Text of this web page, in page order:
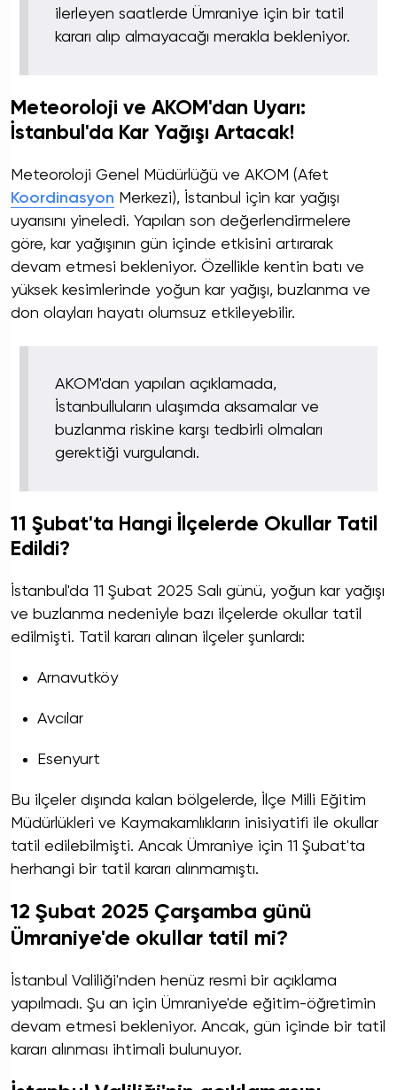
ilerleyen saatlerde Ümraniye için bir tatil
kararı alıp almayacağı merakla bekleniyor.
Meteoroloji ve AKOM'dan Uyarı:
İstanbul'da Kar Yağışı Artacak!
Meteoroloji Genel Müdürlüğü ve AKOM (Afet
Koordinasyon Merkezi), İstanbul için kar yağışı
uyarısını yineledi. Yapılan son değerlendirmelere
göre, kar yağışının gün içinde etkisini artırarak
devam etmesi bekleniyor. Özellikle kentin batı ve
yüksek kesimlerinde yoğun kar yağışı, buzlanma ve
don olayları hayatı olumsuz etkileyebilir.
AKOM'dan yapılan açıklamada,
İstanbulluların ulaşımda aksamalar ve
buzlanma riskine karşı tedbirli olmaları
gerektiği vurgulandı.
11 Şubat'ta Hangi İlçelerde Okullar Tatil
Edildi?
İstanbul'da 11 Şubat 2025 Salı günü, yoğun kar yağışı
ve buzlanma nedeniyle bazı ilçelerde okullar tatil
edilmişti. Tatil kararı alınan ilçeler şunlardı:
Arnavutköy
Avcılar
Esenyurt
Bu ilçeler dışında kalan bölgelerde, İlçe Milli Eğitim
Müdürlükleri ve Kaymakamlıkların inisiyatifi ile okullar
tatil edilebilmişti. Ancak Ümraniye için 11 Şubat'ta
herhangi bir tatil kararı alınmamıştı.
12 Şubat 2025 Çarşamba günü
Ümraniye'de okullar tatil mi?
İstanbul Valiliği'nden henüz resmi bir açıklama
yapılmadı. Şu an için Ümraniye'de eğitim-öğretimin
devam etmesi bekleniyor. Ancak, gün içinde bir tatil
kararı alınması ihtimali bulunuyor.